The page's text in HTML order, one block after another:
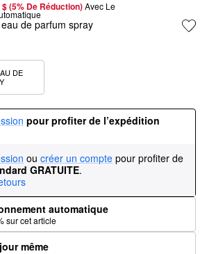
(5% De Réduction) Avec Le
de parfum spray
DE
pour profiter de l’expédition
ou créer un compte pour profiter de
GRATUITE.
automatique
sur cet article
même